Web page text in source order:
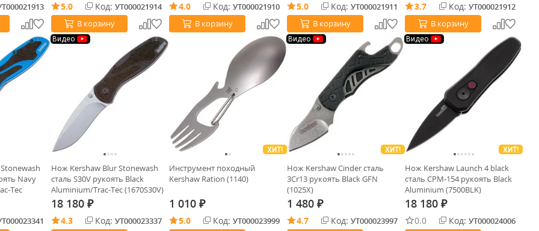
5.0 Код: УТ000021914
В корзину
4.0 Код: УТ000021910
В корзину
5.0 Код: УТ000021911
В корзину
3.7 Код: УТ000021912
В корзину
Navy
Tec
Видео
Нож Kershaw Blur Stonewash
сталь S30V рукоять Black
Aluminium/Trac-Tec (1670S30V)
18 180 ₽
4.3 Код: УТ000023337
ХИТ!
Инструмент походный
Kershaw Ration (1140)
1 010 ₽
5.0 Код: УТ000023999
Видео
ХИТ!
Нож Kershaw Cinder cталь
3Cr13 рукоять Black GFN
(1025X)
1 480 ₽
4.7 Код: УТ000023997
Видео
ХИТ!
Нож Kershaw Launch 4 black
сталь CPM-154 рукоять Black
Aluminium (7500BLK)
18 180 ₽
0.0 Код: УТ000024006